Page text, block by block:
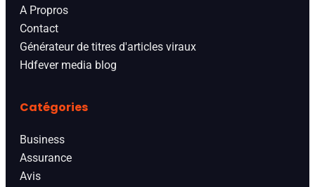
A Propros
Contact
Générateur de titres d'articles viraux
Hdfever media blog
Catégories
Business
Assurance
Avis